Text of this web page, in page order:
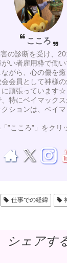
こころ
の診断を受け、
い者雇用枠で働い
がら、心の傷を
会員として神様
に頑張っています☆
特にベイマックス
ションは、ベイ
”こころ”」をク
仕事での経緯
シェアす